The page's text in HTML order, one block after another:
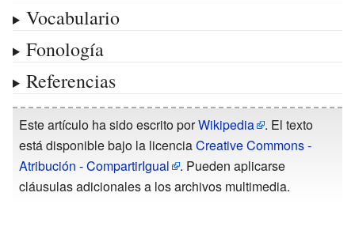
Vocabulario
Fonología
Referencias
Este artículo ha sido escrito porWikipedia
. El texto
está disponible bajo la licenciaCreative Commons -
Atribución - CompartirIgual
. Pueden aplicarse
cláusulas adicionales a los archivos multimedia.